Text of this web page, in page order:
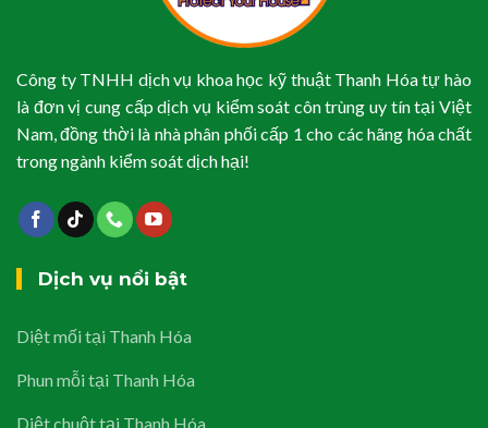
Công ty TNHH dịch vụ khoa học kỹ thuật Thanh Hóa tự hào
là đơn vị cung cấp dịch vụ kiểm soát côn trùng uy tín tại Việt
Nam, đồng thời là nhà phân phối cấp 1 cho các hãng hóa chất
trong ngành kiểm soát dịch hại!
Dịch vụ nổi bật
Diệt mối tại Thanh Hóa
Phun mỗi tại Thanh Hóa
Diệt chuột tại Thanh Hóa